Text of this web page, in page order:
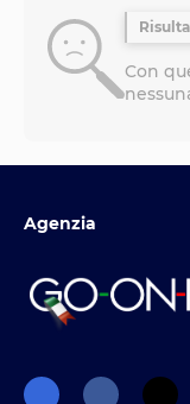
Con
Agenzia